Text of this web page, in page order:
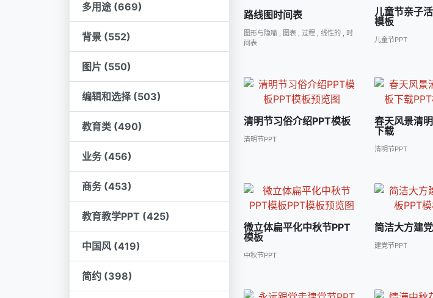
多用途 (669)
背景 (552)
图片 (550)
编辑和选择 (503)
教育类 (490)
业务 (456)
商务 (453)
教育教学PPT (425)
中国风 (419)
简约 (398)
路线图时间表
图形与隐喻 , 图表 , 过程 , 线性的 , 时
间表
儿童节亲子
模板
儿童节PPT
清明节习俗介绍PPT模板
清明节PPT
春天风景清
下载
清明节PPT
微立体扁平化中秋节PPT
模板
中秋节PPT
简洁大方建
建党节PPT